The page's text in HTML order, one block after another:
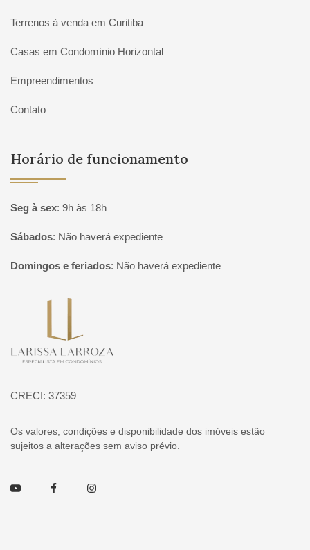
Terrenos à venda em Curitiba
Casas em Condomínio Horizontal
Empreendimentos
Contato
Horário de funcionamento
Seg à sex: 9h às 18h
Sábados: Não haverá expediente
Domingos e feriados: Não haverá expediente
CRECI: 37359
Os valores, condições e disponibilidade dos imóveis estão
sujeitos a alterações sem aviso prévio.
Youtube FacebookInstagram